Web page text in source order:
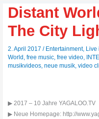
Distant
The City
2. April 2017/ Entertainment, Live
World,free music,free video,
musikvideos,neue musik,video
▶ 2017 – 10 Jahre YAGALOO.TV
▶ Neue Homepage: http://